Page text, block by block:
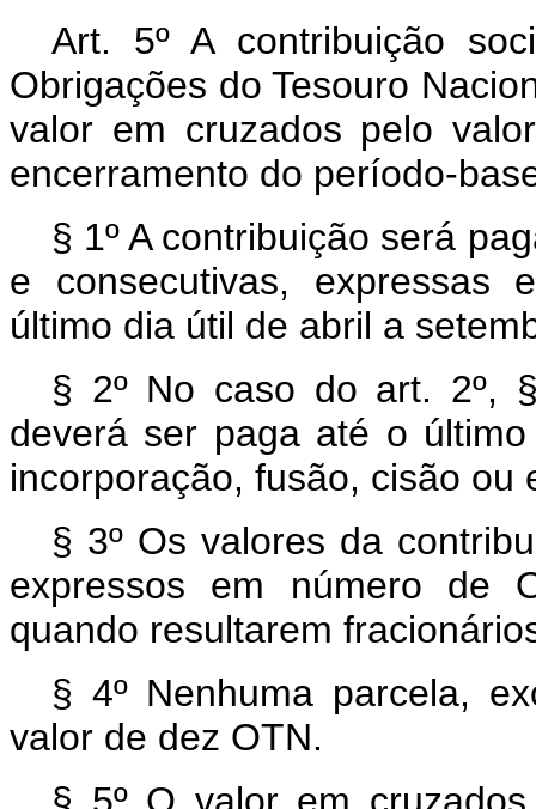
Art. 5º A contribuição
Obrigações do Tesouro
valor em cruzados pelo
encerramento do período-
§ 1º A contribuição será
e consecutivas, expressas
último dia útil de abril a
§ 2º No caso do art. 2º,
deverá ser paga até o
incorporação, fusão, cisão ou
§ 3º Os valores da
expressos em número de
quando resultarem
§ 4º Nenhuma parcela,
valor de dez OTN.